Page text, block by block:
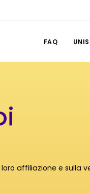
FAQ
affiliazione e sulla